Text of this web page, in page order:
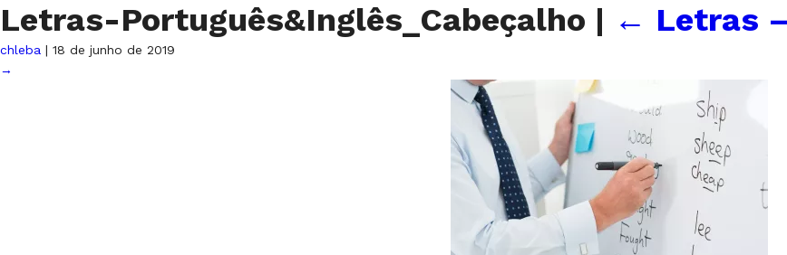
Letras-Português&Inglês_Cabeçalho | ← Letras
chleba | 18 de junho de 2019
→